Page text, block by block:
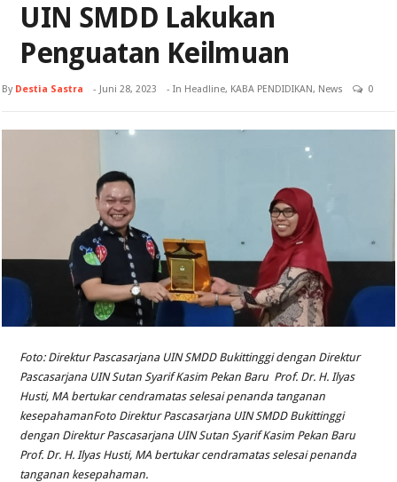
UIN SMDD Lakukan
Penguatan Keilmuan
By Destia Sastra - Juni 28, 2023 - In Headline, KABA PENDIDIKAN, News 0
Foto: Direktur Pascasarjana UIN SMDD Bukittinggi dengan Direktur
Pascasarjana UIN Sutan Syarif Kasim Pekan Baru Prof. Dr. H. Ilyas
Husti, MA bertukar cendramatas selesai penanda tanganan
kesepahamanFoto Direktur Pascasarjana UIN SMDD Bukittinggi
dengan Direktur Pascasarjana UIN Sutan Syarif Kasim Pekan Baru
Prof. Dr. H. Ilyas Husti, MA bertukar cendramatas selesai penanda
tanganan kesepahaman.